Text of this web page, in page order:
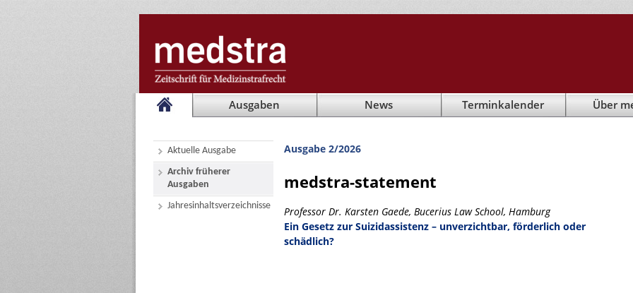
Ausgaben News Terminkalender Über
Aktuelle Ausgabe
Archiv früherer
Ausgaben
Jahresinhaltsverzeichnisse
Ausgabe 2/2026
medstra-statement
Professor Dr. Karsten Gaede, Bucerius Law School, Hamburg
Ein Gesetz zur Suizidassistenz – unverzichtbar, förderlich oder
schädlich?